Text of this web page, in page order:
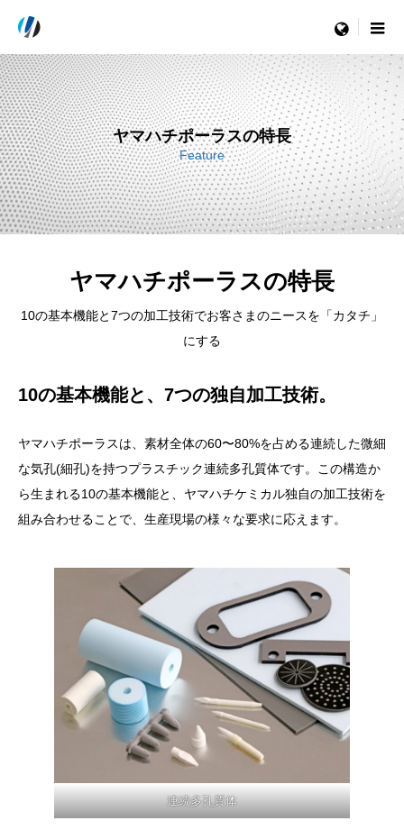
menu
ヤマハチポーラスの特長
Feature
ヤマハチポーラスの特長
10の基本機能と7つの加工技術でお客さまのニースを「カタチ」
にする
10の基本機能と、7つの独自加工技術。
ヤマハチポーラスは、素材全体の60〜80%を占める連続した微細
な気孔(細孔)を持つプラスチック連続多孔質体です。この構造か
ら生まれる10の基本機能と、ヤマハチケミカル独自の加工技術を
組み合わせることで、生産現場の様々な要求に応えます。
連続多孔質体